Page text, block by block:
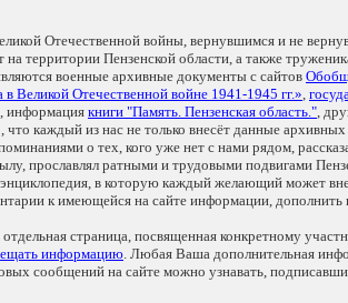
Отечественной войны, вернувшимся и не
территории Пензенской области, а также
военные архивные документы с сайтов
Великой Отечественной войне 1941-1945 гг.»,
информациякниги "Память. Пензенская область.",
что каждый из нас не только внесёт данные
о тех, кого уже нет с нами рядом,
прославлял ратными и трудовыми подвигами
в которую каждый желающий может
к имеющейся на сайте информации,
страница, посвященная конкретному
информацию. Любая Ваша дополнительная
сообщений на сайте можно узнавать,